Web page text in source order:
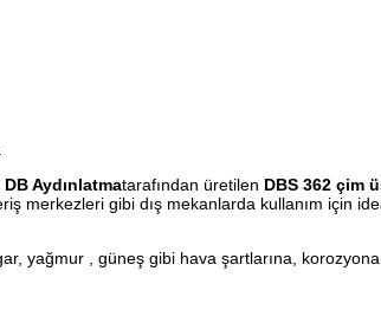
DB Aydınlatmatarafından üretilen DBS 362 çim
merkezleri gibi dış mekanlarda kullanım için
yağmur , güneş gibi hava şartlarına,